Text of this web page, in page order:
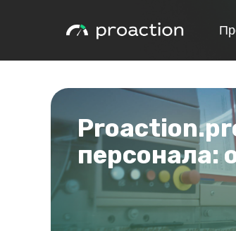
персонала: